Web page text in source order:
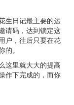
生日记最主要的运
请码，达到锁定这
户，往后只要在花
。
这里就大大的提高
作下完成的，而你